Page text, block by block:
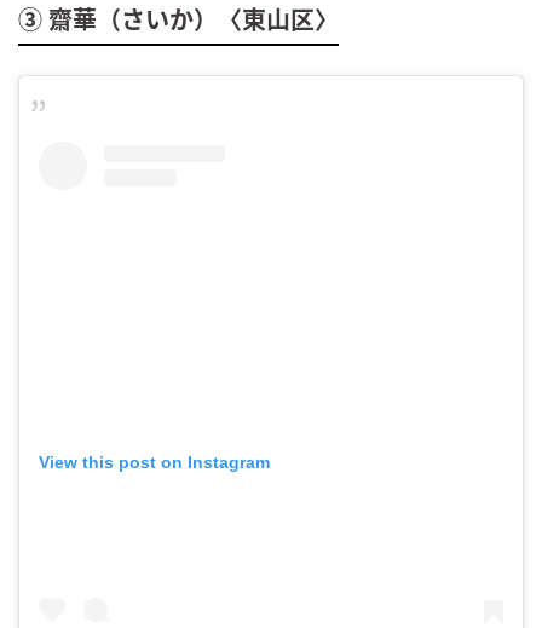
③ 齋華（さいか）〈東山区〉
View this post on Instagram